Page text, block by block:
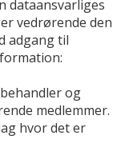
dataansvarliges
vedrørende den
adgang til
og
medlemmer.
hvor det er